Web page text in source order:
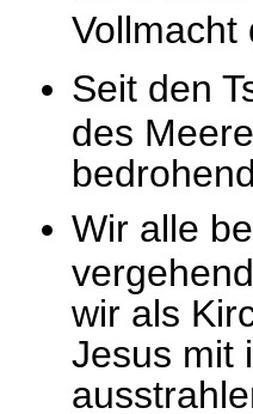
Vollmacht
Seit den
des
Wir alle
wir als
Jesus mit